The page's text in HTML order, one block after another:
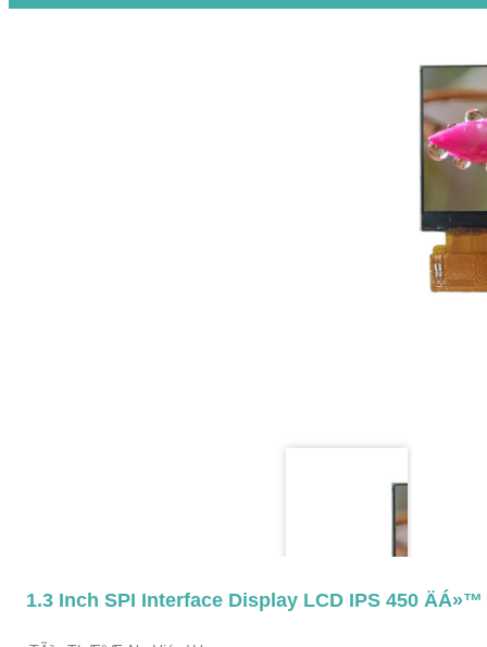
1.3 Inch SPI Interface Display LCD IPS 450